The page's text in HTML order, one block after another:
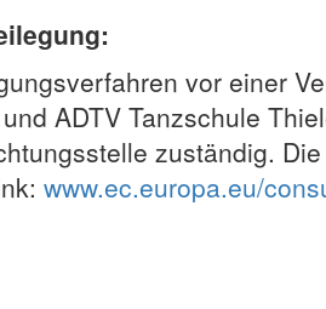
vor einer
ADTV Tanzschule
zuständig.
www.ec.europa.eu/